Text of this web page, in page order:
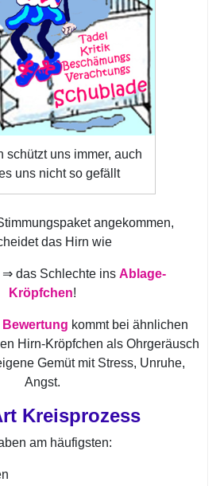
schützt uns immer, auch
uns nicht so gefällt
angekommen,
das Hirn wie
⇒ das Schlechte ins Ablage-
Kröpfchen!
kommt bei ähnlichen
Hirn-Kröpfchen als Ohrgeräusch
Gemüt mit Stress, Unruhe,
Angst.
Kreisprozess
am häufigsten: